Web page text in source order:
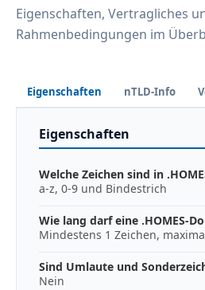
Eigenschaften, Vertragliches
Rahmenbedingungen im
Eigenschaften nTLD-Info
Eigenschaften
Welche Zeichen sind in
a-z, 0-9 und Bindestrich
Wie lang darf eine .HOMES-
Mindestens 1 Zeichen,
Sind Umlaute und
Nein